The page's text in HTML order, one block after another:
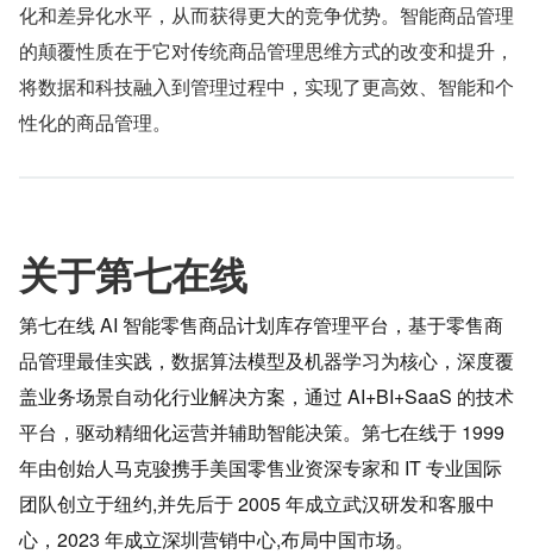
化和差异化水平，从而获得更大的竞争优势。智能商品管理
的颠覆性质在于它对传统商品管理思维方式的改变和提升，
将数据和科技融入到管理过程中，实现了更高效、智能和个
性化的商品管理。
关于第七在线
第七在线 AI 智能零售商品计划库存管理平台，基于零售商
品管理最佳实践，数据算法模型及机器学习为核心，深度覆
盖业务场景自动化行业解决方案，通过 AI+BI+SaaS 的技术
平台，驱动精细化运营并辅助智能决策。第七在线于 1999
年由创始人马克骏携手美国零售业资深专家和 IT 专业国际
团队创立于纽约,并先后于 2005 年成立武汉研发和客服中
心，2023 年成立深圳营销中心,布局中国市场。